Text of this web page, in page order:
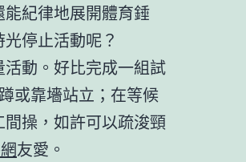
紀律地展開體育錘
停止活動呢？
動。好比完成一組試
或靠墻站立；在等候
操，如許可以疏浚頸
友愛。